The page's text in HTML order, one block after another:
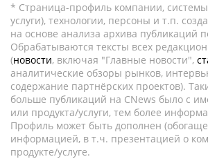
* Страница-профиль компании, системы
услуги), технологии, персоны и т.п.
на основе анализа архива публикаций
Обрабатываются тексты всех
(новости, включая "Главные новости",
аналитические обзоры рынков,
содержание партнёрских проектов).
больше публикаций на CNews было с
или продукта/услуги, тем более
Профиль может быть дополнен
информацией, в т.ч. презентацией о
продукте/услуге.